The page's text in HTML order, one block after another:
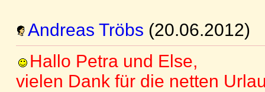
Andreas Tröbs (20.06.2012)
Hallo Petra und Else,
vielen Dank für die netten